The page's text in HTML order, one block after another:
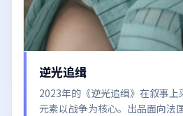
逆光追缉
2023年的《逆光追缉》在叙事
元素以战争为核心。出品面向法